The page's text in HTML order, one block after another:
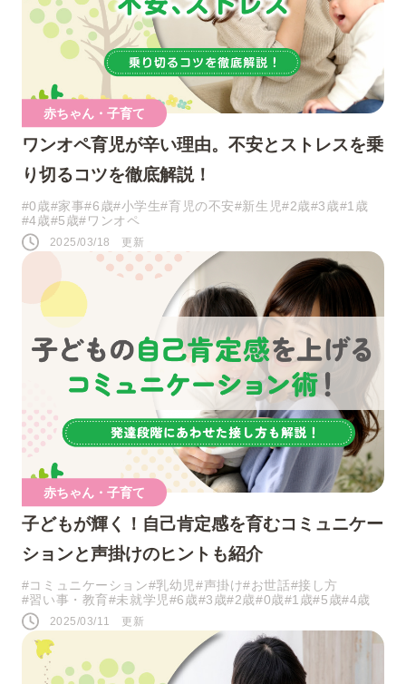
赤ちゃん・子育て
ワンオペ育児が辛い理由。不安とストレスを乗
り切るコツを徹底解説！
#0歳#家事#6歳#小学生#育児の不安#新生児#2歳#3歳#1歳
#4歳#5歳#ワンオペ
2025/03/18 更新
赤ちゃん・子育て
子どもが輝く！自己肯定感を育むコミュニケー
ションと声掛けのヒントも紹介
#コミュニケーション#乳幼児#声掛け#お世話#接し方
#習い事・教育#未就学児#6歳#3歳#2歳#0歳#1歳#5歳#4歳
2025/03/11 更新